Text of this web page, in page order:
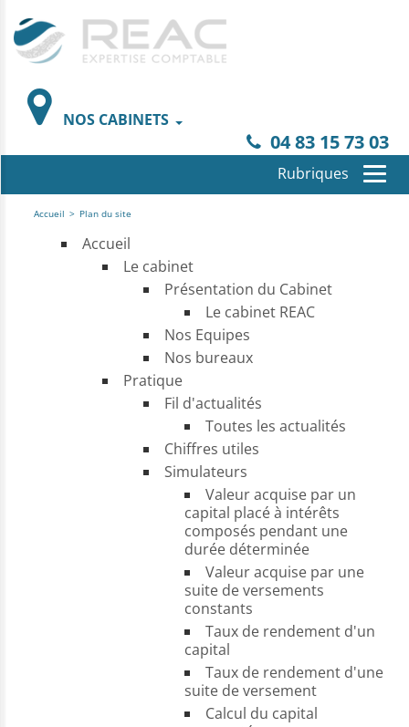
NOS CABINETS
04 83 15 73 03
Accueil > Plan du site
Accueil
Le cabinet
Présentation du Cabinet
Le cabinet REAC
Nos Equipes
Nos bureaux
Pratique
Fil d'actualités
Toutes les actualités
Chiffres utiles
Simulateurs
Valeur acquise par un
capital placé à intérêts
composés pendant une
durée déterminée
Valeur acquise par une
suite de versements
constants
Taux de rendement d'un
capital
Taux de rendement d'une
suite de versement
Calcul du capital